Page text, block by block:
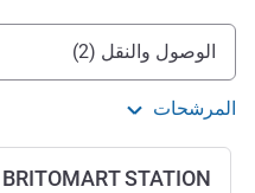
الوصول والتنقل
الوصول والنقل (2)
المرشحات
BRITOMART STATION